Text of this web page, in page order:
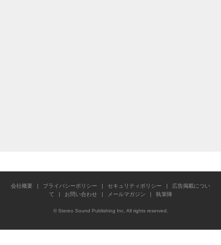
会社概要 | プライバシーポリシー | セキュリティポリシー | 広告掲載につい
て | お問い合わせ | メールマガジン | 執筆陣
© Stereo Sound Publishing Inc. All rights reserved.